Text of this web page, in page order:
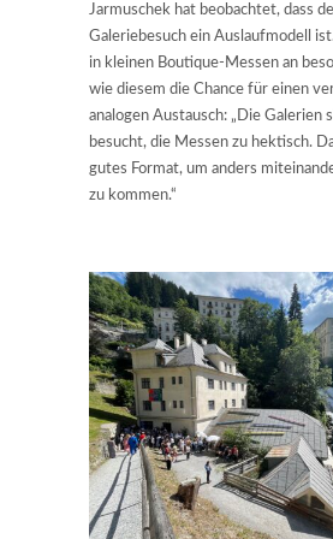
Jarmuschek hat beobachtet, dass
Galeriebesuch ein Auslaufmodell
in kleinen Boutique-Messen an
wie diesem die Chance für einen
analogen Austausch: „Die Galerien
besucht, die Messen zu hektisch.
gutes Format, um anders
zu kommen.“